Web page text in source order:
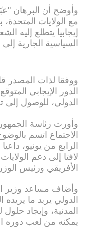
وأوضح أن البرهان
مع الولايات
إيجابيا يتطلع إليه
السياسية الجارية
ووفقا لذات المصدر
الدور الإيجابي
الدولي، للوصول
وأورت رئاسة
الاجتماع اتسم
الرابع من يونيو،
لافتا إلى دعم
الأفريقي ورئيس
وأضاف مساعد وزير
الدولي يريد ما
المدنية، وإيجاد
يمكنه من لعب دوره